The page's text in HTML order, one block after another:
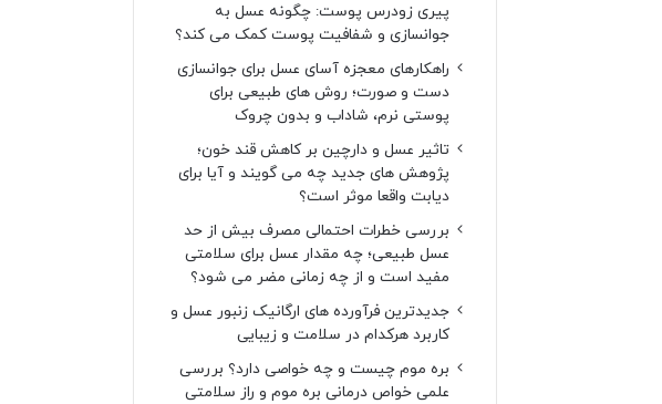
پیری زودرس پوست: چگونه عسل به
جوانسازی و شفافیت پوست کمک می کند؟
راهکارهای معجزه آسای عسل برای جوانسازی
دست و صورت؛ روش های طبیعی برای
پوستی نرم، شاداب و بدون چروک
تاثیر عسل و دارچین بر کاهش قند خون؛
پژوهش های جدید چه می گویند و آیا برای
دیابت واقعا موثر است؟
بررسی خطرات احتمالی مصرف بیش از حد
عسل طبیعی؛ چه مقدار عسل برای سلامتی
مفید است و از چه زمانی مضر می شود؟
جدیدترین فرآورده های ارگانیک زنبور عسل و
کاربرد هرکدام در سلامت و زیبایی
بره موم چیست و چه خواصی دارد؟ بررسی
علمی خواص درمانی بره موم و راز سلامتی